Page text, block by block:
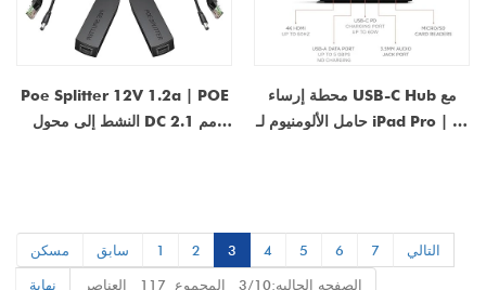
Poe Splitter 12V 1.2a | POE
النشط إلى محول DC 2.1 مم
محطة إرساء USB-C Hub مع
حامل الألومنيوم لـ iPad Pro | 6-
مسكن سابق 1 2 3 4 5 6 7
التالي
نهاية
الصفحه الحاليه:3/10 المجموع 117 العناصر